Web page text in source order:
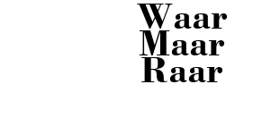
Waar
Maar
Raar